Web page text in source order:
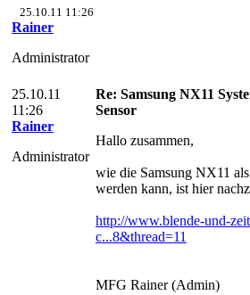
25.10.11 11:26
Rainer
Administrator
25.10.11
11:26
Rainer
Administrator
Re: Samsung NX11
Sensor
Hallo zusammen,
wie die Samsung NX11
werden kann, ist hier
http://www.blende-und-
c...8&thread=11
MFG Rainer (Admin)